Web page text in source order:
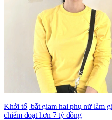
Khởi tố, bắt giam hai phụ nữ làm
chiếm đoạt hơn 7 tỷ đồng